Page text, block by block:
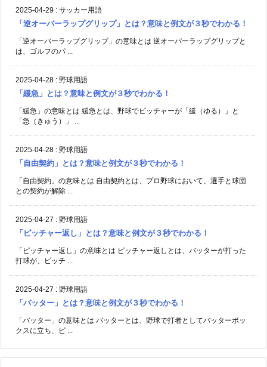
2025-04-29 : サッカー用語
「逆オーバーラップグリップ」とは？意味と例文が３秒でわかる！
「逆オーバーラップグリップ」の意味とは 逆オーバーラップグリップと
は、ゴルフのパ ...
2025-04-28 : 野球用語
「緩急」とは？意味と例文が３秒でわかる！
「緩急」の意味とは 緩急とは、野球でピッチャーが「緩（ゆる）」と
「急（きゅう）」 ...
2025-04-28 : 野球用語
「自由契約」とは？意味と例文が３秒でわかる！
「自由契約」の意味とは 自由契約とは、プロ野球において、選手と球団
との契約が解除 ...
2025-04-27 : 野球用語
「ピッチャー返し」とは？意味と例文が３秒でわかる！
「ピッチャー返し」の意味とは ピッチャー返しとは、バッターが打った
打球が、ピッチ ...
2025-04-27 : 野球用語
「バッター」とは？意味と例文が３秒でわかる！
「バッター」の意味とは バッターとは、野球で打者としてバッターボッ
クスに立ち、ピ ...